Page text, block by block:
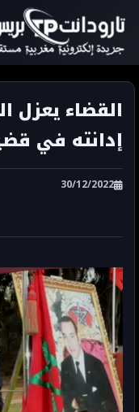
القضاء يعزل
إدانته في
30/12/2022